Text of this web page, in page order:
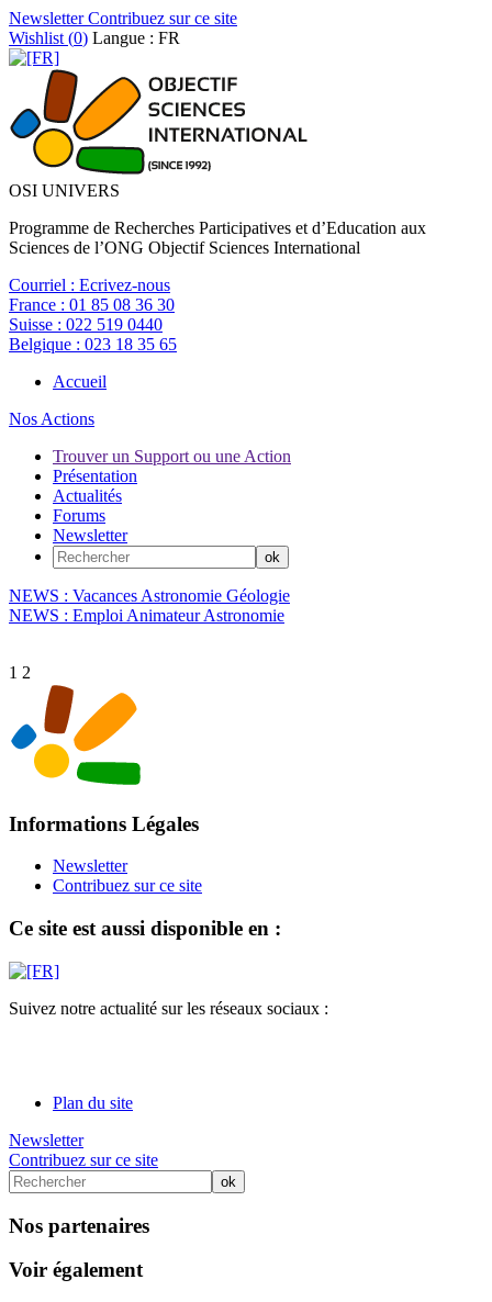
NewsletterContribuez sur ce site
Wishlist (0) Langue : FR
OSI UNIVERS
Programme de Recherches Participatives et d’Education aux
Sciences de l’ONG Objectif Sciences International
Courriel : Ecrivez-nous
France : 01 85 08 36 30
Suisse : 022 519 0440
Belgique : 023 18 35 65
Accueil
Nos Actions
Trouver un Support ou une Action
Présentation
Actualités
Forums
Newsletter
NEWS : Vacances Astronomie Géologie
NEWS : Emploi Animateur Astronomie
1 2
Informations Légales
Newsletter
Contribuez sur ce site
Ce site est aussi disponible en :
Suivez notre actualité sur les réseaux sociaux :
Plan du site
Newsletter
Contribuez sur ce site
Nos partenaires
Voir également